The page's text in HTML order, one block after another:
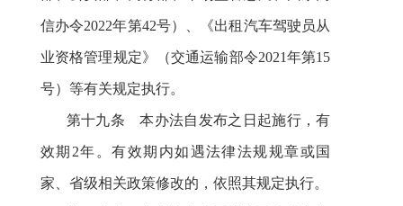
信办令2022年第42号）、《出租汽车驾驶员从
业资格管理规定》（交通运输部令2021年第15
号）等有关规定执行。
第十九条 本办法自发布之日起施行，有
效期2年。有效期内如遇法律法规规章或国
家、省级相关政策修改的，依照其规定执行。